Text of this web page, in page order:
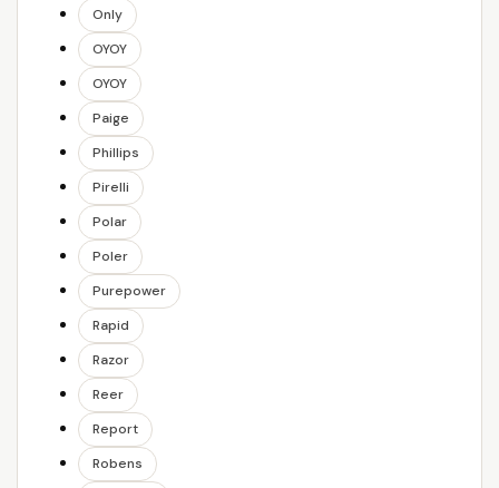
Only
OYOY
OYOY
Paige
Phillips
Pirelli
Polar
Poler
Purepower
Rapid
Razor
Reer
Report
Robens